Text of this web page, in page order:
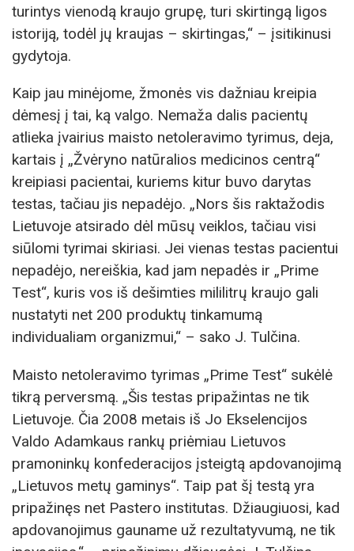
turintys vienodą kraujo grupę, turi skirtingą ligos
istoriją, todėl jų kraujas – skirtingas,“ – įsitikinusi
gydytoja.
Kaip jau minėjome, žmonės vis dažniau kreipia
dėmesį į tai, ką valgo. Nemaža dalis pacientų
atlieka įvairius maisto netoleravimo tyrimus, deja,
kartais į „Žvėryno natūralios medicinos centrą“
kreipiasi pacientai, kuriems kitur buvo darytas
testas, tačiau jis nepadėjo. „Nors šis raktažodis
Lietuvoje atsirado dėl mūsų veiklos, tačiau visi
siūlomi tyrimai skiriasi. Jei vienas testas pacientui
nepadėjo, nereiškia, kad jam nepadės ir „Prime
Test“, kuris vos iš dešimties mililitrų kraujo gali
nustatyti net 200 produktų tinkamumą
individualiam organizmui,“ – sako J. Tulčina.
Maisto netoleravimo tyrimas „Prime Test“ sukėlė
tikrą perversmą. „Šis testas pripažintas ne tik
Lietuvoje. Čia 2008 metais iš Jo Ekselencijos
Valdo Adamkaus rankų priėmiau Lietuvos
pramoninkų konfederacijos įsteigtą apdovanojimą
„Lietuvos metų gaminys“. Taip pat šį testą yra
pripažinęs net Pastero institutas. Džiaugiuosi, kad
apdovanojimus gauname už rezultatyvumą, ne tik